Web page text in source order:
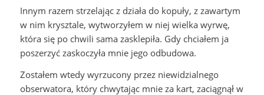
Innym razem strzelając z działa do kopuły, z zawartym
w nim krysztale, wytworzyłem w niej wielka wyrwę,
która się po chwili sama zasklepiła. Gdy chciałem ja
poszerzyć zaskoczyła mnie jego odbudowa.
Zostałem wtedy wyrzucony przez niewidzialnego
obserwatora, który chwytając mnie za kart, zaciągnął w